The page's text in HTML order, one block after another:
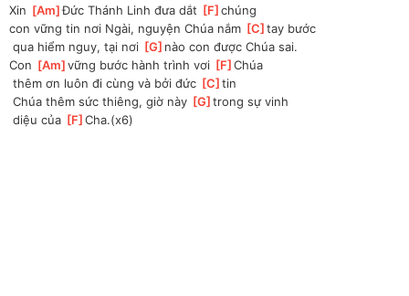
Xin [Am ]
Đức Thánh Linh đưa dắt [F ]
chúng
con vững tin nơi Ngài, nguyện Chúa nắm [C ]tay bước
qua hiểm nguy, tại nơi [G ]nào con được Chúa sai.
Con [Am ]
vững bước hành trình vơi [F ]
Chúa
thêm ơn luôn đi cùng và bởi đức [C ]tin
Chúa thêm sức thiêng, giờ này [G ]trong sự vinh
diệu của [F ]
Cha.(x6)